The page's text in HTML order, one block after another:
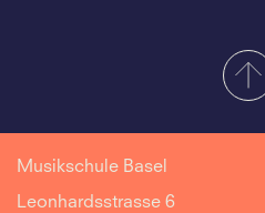
Musikschule Basel
Leonhardsstrasse 6